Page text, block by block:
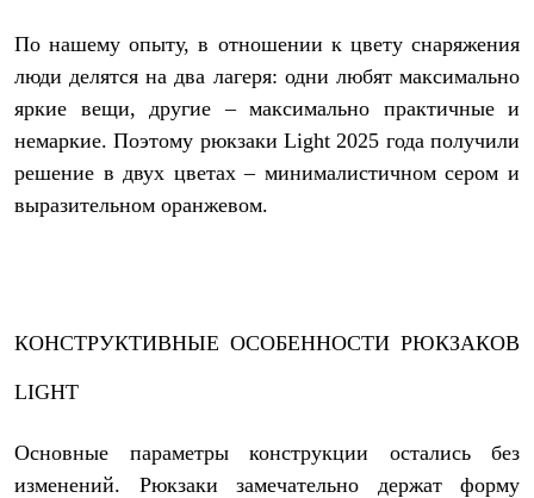
Брелки
Ремни
Шевроны
Термоковрики
Уход за одеждой
В Арктику
Коллекции
PEAK
ИДЁМ В ПОХОД
Каталог дилеров
История
Отцы основатели
По нашему опыту, в отношении к цвету снаряжения
люди делятся на два лагеря: одни любят максимально
яркие вещи, другие – максимально практичные и
немаркие. Поэтому рюкзаки Light 2025 года получили
решение в двух цветах – минималистичном сером и
выразительном оранжевом.
КОНСТРУКТИВНЫЕ ОСОБЕННОСТИ РЮКЗАКОВ
LIGHT
Основные параметры конструкции остались без
изменений. Рюкзаки замечательно держат форму